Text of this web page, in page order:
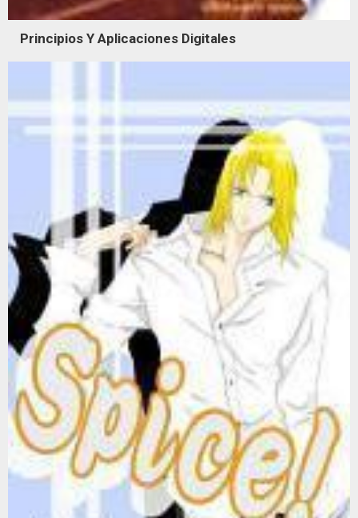
Principios Y Aplicaciones Digitales